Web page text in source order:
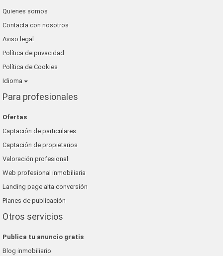
blaneshouse s.l.
grup 90
Quienes somos
Contacta con nosotros
Aviso legal
Política de privacidad
Política de Cookies
Idioma
Para profesionales
Ofertas
Captación de particulares
Captación de propietarios
Valoración profesional
Web profesional inmobiliaria
Landing page alta conversión
Planes de publicación
Otros servicios
Publica tu anuncio gratis
Blog inmobiliario